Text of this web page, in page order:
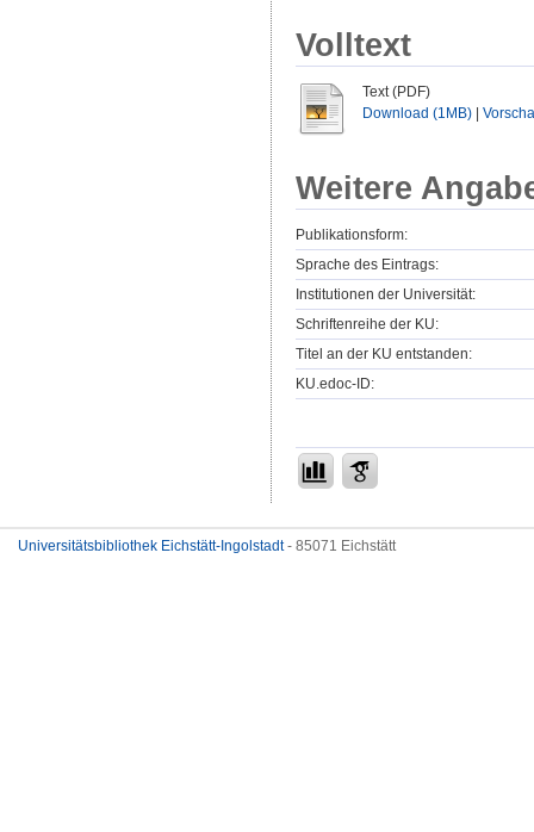
Volltext
Text (PDF)
Download (1MB)
Weitere
Publikationsform:
Sprache des Eintrags:
Institutionen der Universität:
Schriftenreihe der KU:
Titel an der KU entstanden:
KU.edoc-ID:
Universitätsbibliothek Eichstätt-Ingolstadt- 85071 Eichstätt